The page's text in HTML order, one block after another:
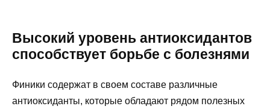
Высокий уровень антиоксидантов
способствует борьбе с болезнями
Финики содержат в своем составе различные
антиоксиданты, которые обладают рядом полезных